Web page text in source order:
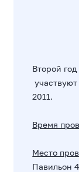
Второй
2011.
Время
Место
Павильон